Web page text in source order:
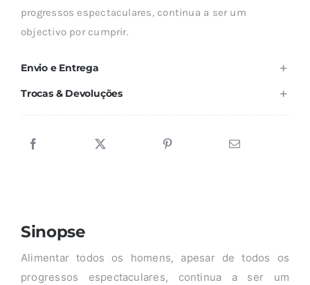
HOMENS
progressos espectaculares, continua a ser um
objectivo por cumprir.
Envio e Entrega
Trocas & Devoluções
Sinopse
Alimentar todos os homens, apesar de todos os
progressos espectaculares, continua a ser um